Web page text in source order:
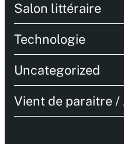
Salon littéraire
Technologie
Uncategorized
Vient de paraitre /